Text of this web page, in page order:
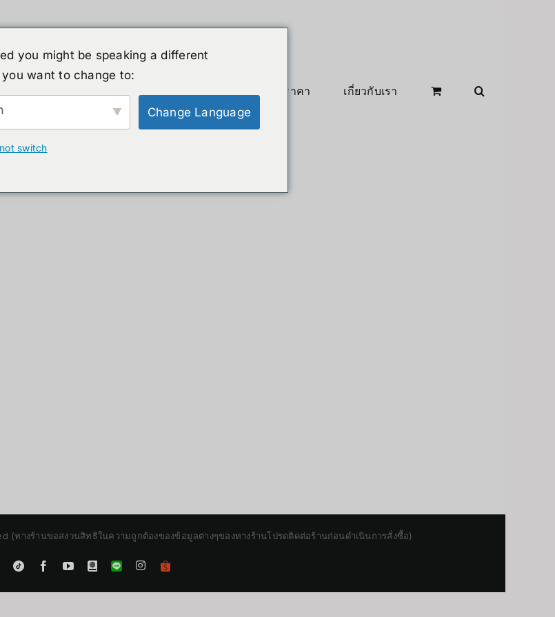
สินค้าลดราคา เกี่ยวกับเรา
(ทางร้านขอสงวนสิทธิในความถูกต้องของข้อมูลต่างๆของทางร้านโปรดติดต่อร้านก่อนดำเนินการสั่งซื้อ)
Tiktok FacebookYouTube
Blogger
LINE
Instagram
Shopee
you might be speaking a different
you want to change to:
Change Language
switch
Japanese